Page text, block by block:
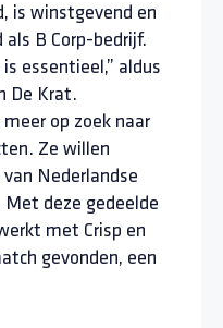
is winstgevend en
als B Corp-bedrijf.
essentieel,” aldus
De Krat.
op zoek naar
Ze willen
Nederlandse
deze gedeelde
met Crisp en
gevonden, een